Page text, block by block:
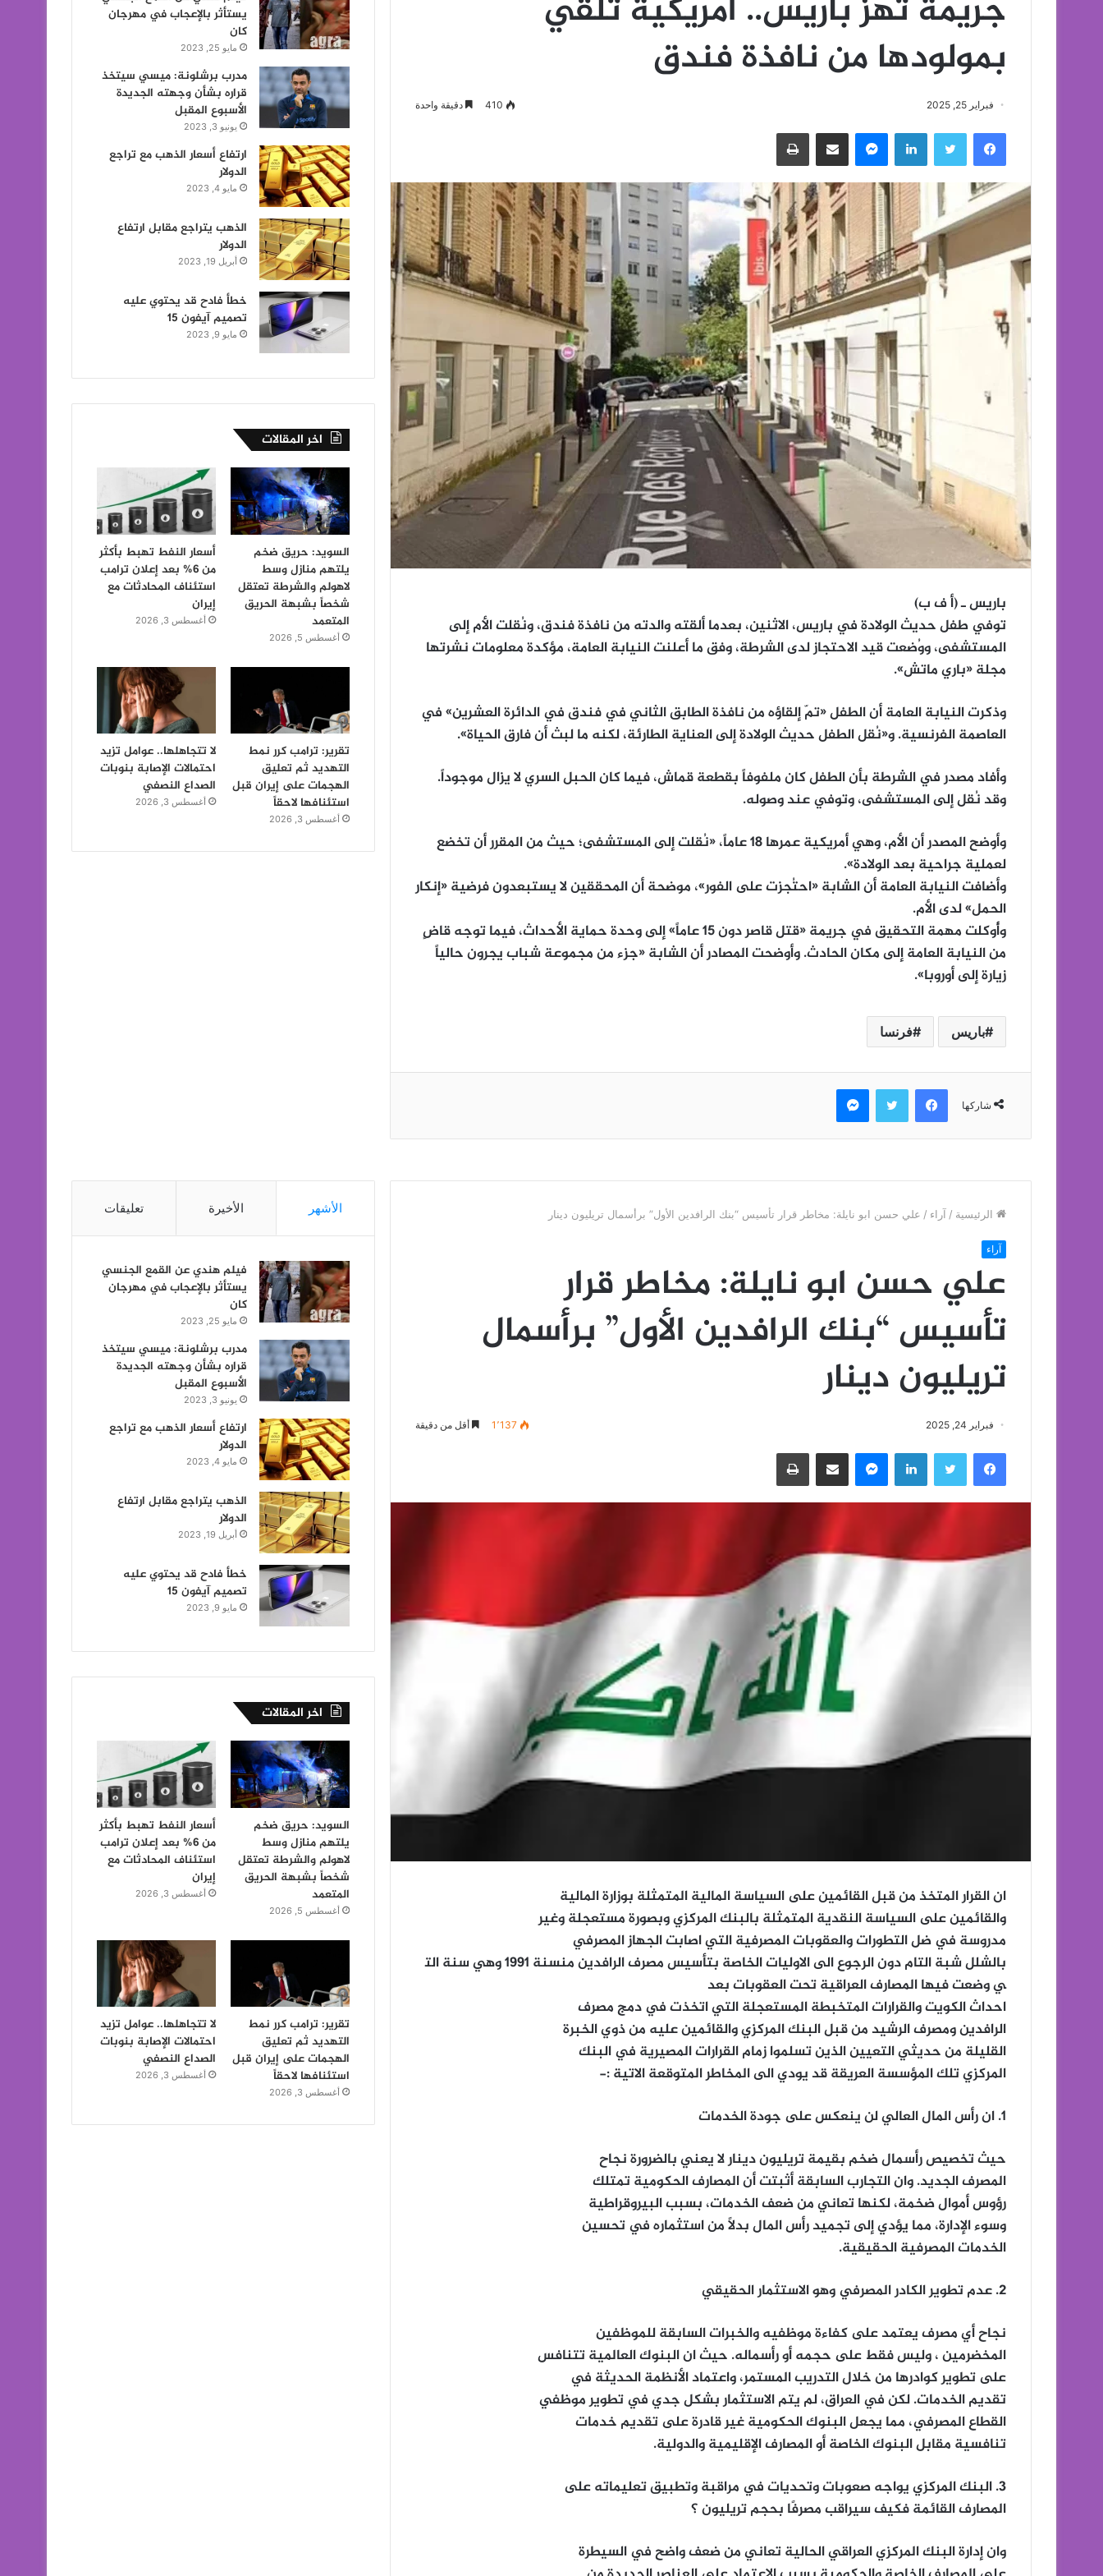
جريمة تهز باريس.. أمريكية تلقي
بمولودها من نافذة فندق
فبراير 25, 2025 410 دقيقة واحدة
فيسبوك تويتر لينكدإن ماسنجر مشاركة عبر البريد طباعة
باريس ـ (أ ف ب)
توفي طفل حديث الولادة في باريس، الاثنين، بعدما ألقته والدته من نافذة فندق، ونُقلت الأم إلى
المستشفى، ووُضعت قيد الاحتجاز لدى الشرطة، وفق ما أعلنت النيابة العامة، مؤكدة معلومات نشرتها
مجلة «باري ماتش».
وذكرت النيابة العامة أن الطفل «تمّ إلقاؤه من نافذة الطابق الثاني في فندق في الدائرة العشرين» في
العاصمة الفرنسية. و«نُقل الطفل حديث الولادة إلى العناية الطارئة، لكنه ما لبث أن فارق الحياة».
وأفاد مصدر في الشرطة بأن الطفل كان ملفوفاً بقطعة قماش، فيما كان الحبل السري لا يزال موجوداً.
وقد نُقل إلى المستشفى، وتوفي عند وصوله.
وأوضح المصدر أن الأم، وهي أمريكية عمرها 18 عاماً، «نُقلت إلى المستشفى؛ حيث من المقرر أن تخضع
لعملية جراحية بعد الولادة».
وأضافت النيابة العامة أن الشابة «احتُجزت على الفور»، موضحة أن المحققين لا يستبعدون فرضية «إنكار
الحمل» لدى الأم.
وأُوكلت مهمة التحقيق في جريمة «قتل قاصر دون 15 عاماً» إلى وحدة حماية الأحداث، فيما توجه قاضٍ
من النيابة العامة إلى مكان الحادث. وأوضحت المصادر أن الشابة «جزء من مجموعة شباب يجرون حالياً
زيارة إلى أوروبا».
باريس فرنسا
شاركها
فيسبوك تويتر ماسنجر
يستأثر بالإعجاب في مهرجان
كان
مايو 25, 2023
مدرب برشلونة: ميسي سيتخذ
قراره بشأن وجهته الجديدة
الأسبوع المقبل
يونيو 3, 2023
ارتفاع أسعار الذهب مع تراجع
الدولار
مايو 4, 2023
الذهب يتراجع مقابل ارتفاع
الدولار
أبريل 19, 2023
خطأ فادح قد يحتوي عليه
تصميم آيفون 15
مايو 9, 2023
اخر المقالات
السويد: حريق ضخم
يلتهم منازل وسط
لاهولم والشرطة تعتقل
شخصاً بشبهة الحريق
المتعمد
أغسطس 5, 2026
أسعار النفط تهبط بأكثر
من 6% بعد إعلان ترامب
استئناف المحادثات مع
إيران
أغسطس 3, 2026
تقرير: ترامب كرر نمط
التهديد ثم تعليق
الهجمات على إيران قبل
استئنافها لاحقاً
أغسطس 3, 2026
لا تتجاهلها.. عوامل تزيد
احتمالات الإصابة بنوبات
الصداع النصفي
أغسطس 3, 2026